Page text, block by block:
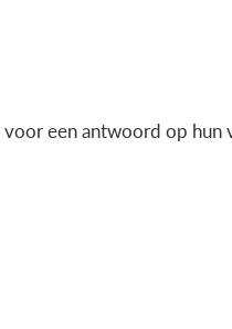
een antwoord op hun